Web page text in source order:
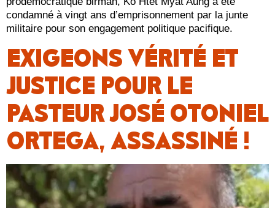
condamné à vingt ans d’emprisonnement par la junte
militaire pour son engagement politique pacifique.
EXIGEONS VÉRITÉ ET
JUSTICE POUR LE
PASTEUR JOSÉ OTONIEL
ORTEGA, ASSASSINÉ !